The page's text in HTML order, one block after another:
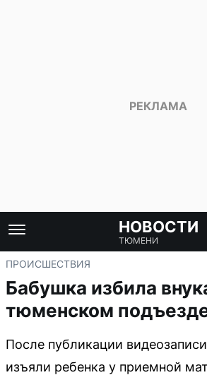
НОВОСТИ
ТЮМЕНИ
ПРОИСШЕСТВИЯ
Бабушка избила
тюменском
После публикации
изъяли ребенка у приемной